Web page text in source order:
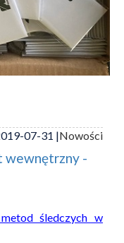
07-31 |Nowości
wewnętrzny -
śledczych w